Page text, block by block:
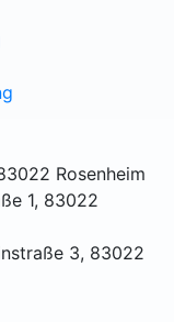
Rosenheim
1, 83022
3, 83022